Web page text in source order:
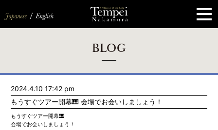
先
ツ
BLOG
2024.4.10 17:42 pm
もうすぐツアー開幕🎹 会場でお会いしましょう！
もうすぐツアー開幕🎹
会場でお会いしましょう！